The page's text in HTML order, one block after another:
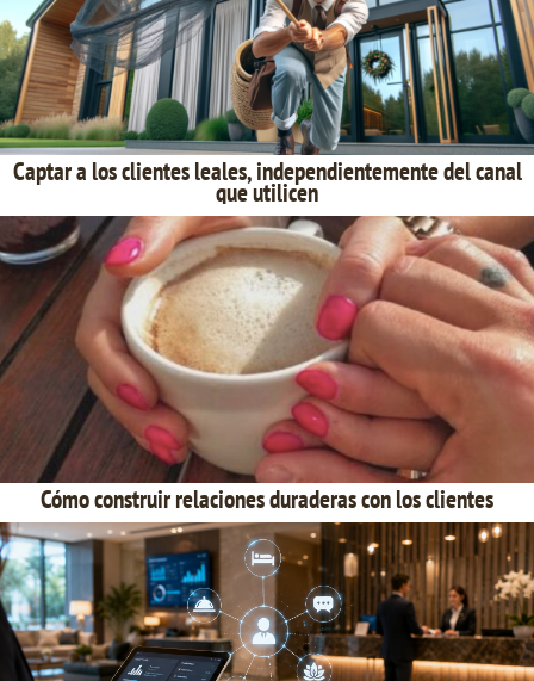
Captar a los clientes leales, independientemente del canal
que utilicen
Cómo construir relaciones duraderas con los clientes